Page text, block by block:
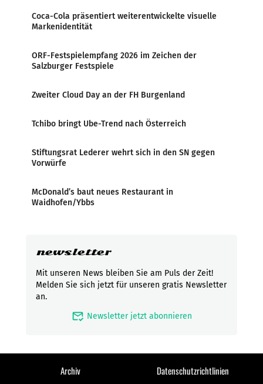
Coca-Cola präsentiert weiterentwickelte visuelle
Markenidentität
ORF-Festspielempfang 2026 im Zeichen der
Salzburger Festspiele
Zweiter Cloud Day an der FH Burgenland
Tchibo bringt Ube-Trend nach Österreich
Stiftungsrat Lederer wehrt sich in den SN gegen
Vorwürfe
McDonald’s baut neues Restaurant in
Waidhofen/Ybbs
newsletter
Mit unseren News bleiben Sie am Puls der Zeit!
Melden Sie sich jetzt für unseren gratis Newsletter
an.
mark_email_read Newsletter jetzt abonnieren
Archiv
Datenschutzrichtlinien